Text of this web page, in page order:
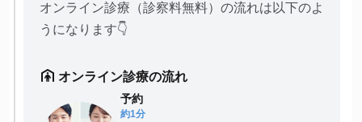
オンライン診療（診察料無料）の流れは以下のよ
うになります👇
オンライン診療の流れ
予約
約1分